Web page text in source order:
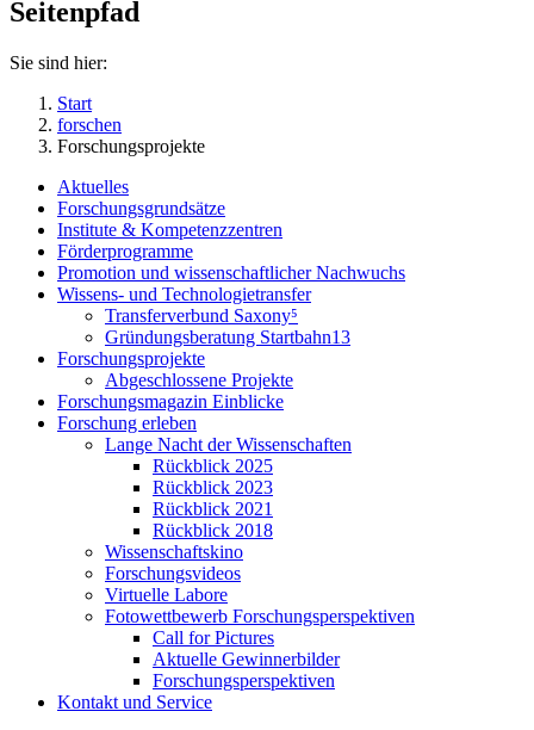
Seitenpfad
Sie sind hier:
Start
forschen
Forschungsprojekte
Aktuelles
Forschungsgrundsätze
Institute & Kompetenzzentren
Förderprogramme
Promotion und wissenschaftlicher Nachwuchs
Wissens- und Technologietransfer
Transferverbund Saxony⁵
Gründungsberatung Startbahn13
Forschungsprojekte
Abgeschlossene Projekte
Forschungsmagazin Einblicke
Forschung erleben
Lange Nacht der Wissenschaften
Rückblick 2025
Rückblick 2023
Rückblick 2021
Rückblick 2018
Wissenschaftskino
Forschungsvideos
Virtuelle Labore
Fotowettbewerb Forschungsperspektiven
Call for Pictures
Aktuelle Gewinnerbilder
Forschungsperspektiven
Kontakt und Service